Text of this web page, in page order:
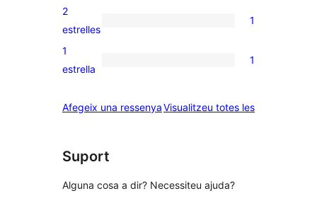
valoració
de
1
valoració
de
estrelles
2
estrelles
1
1
de
1
estrella
1
Afegeix una ressenyaVisualitzeu totes lesressenyes
Suport
Alguna cosa a dir? Necessiteu ajuda?